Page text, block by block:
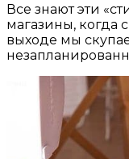
Все знают эти
магазины, когда
выходе мы